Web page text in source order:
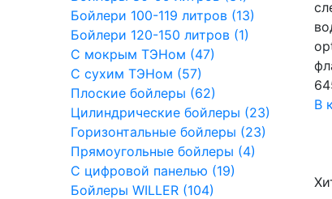
Бойлери 100-119 литров (13)
Бойлери 120-150 литров (1)
С мокрым ТЭНом (47)
С сухим ТЭНом (57)
Плоские бойлеры (62)
Цилиндрические бойлеры (23)
Горизонтальные бойлеры (23)
Прямоугольные бойлеры (4)
С цифровой панелью (19)
Бойлеры WILLER (104)
В